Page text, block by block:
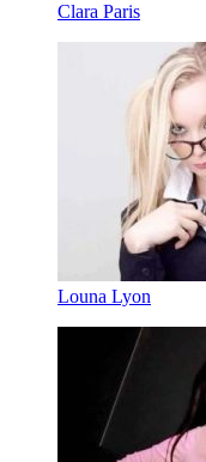
Clara Paris
Louna Lyon